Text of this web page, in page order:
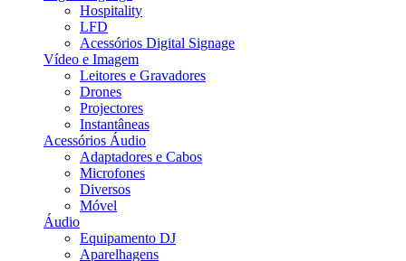
Hospitality
LFD
Acessórios Digital Signage
Vídeo e Imagem
Leitores e Gravadores
Drones
Projectores
Instantâneas
Acessórios Áudio
Adaptadores e Cabos
Microfones
Diversos
Móvel
Áudio
Equipamento DJ
Aparelhagens